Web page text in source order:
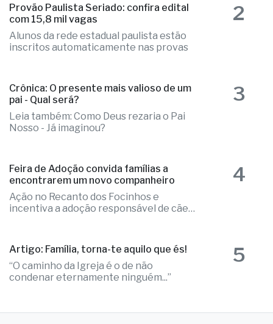
Provão Paulista Seriado: confira edital
com 15,8 mil vagas
Alunos da rede estadual paulista estão
inscritos automaticamente nas provas
2
Crônica: O presente mais valioso de um
pai - Qual será?
Leia também: Como Deus rezaria o Pai
Nosso - Já imaginou?
3
Feira de Adoção convida famílias a
encontrarem um novo companheiro
Ação no Recanto dos Focinhos e
incentiva a adoção responsável de cães
4
Artigo: Família, torna-te aquilo que és!
“O caminho da Igreja é o de não
condenar eternamente ninguém...”
5